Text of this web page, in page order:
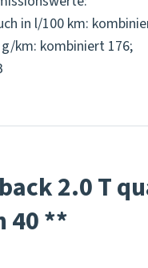
in l/100 km:
km: kombiniert 176;
2.0 T
40 **